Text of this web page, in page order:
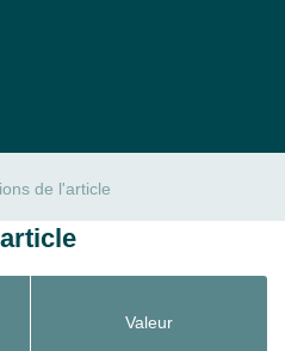
de l'article
Valeur